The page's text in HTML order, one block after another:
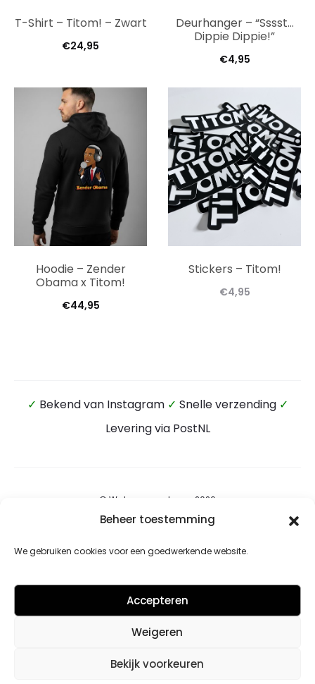
Beheer toestemming
We gebruiken cookies voor een goedwerkende website.
Accepteren
Weigeren
Bekijk voorkeuren
T-Shirt – Titom! – Zwart
€24,95
Deurhanger – “Sssst…
Dippie Dippie!”
€4,95
Hoodie – Zender
Obama x Titom!
€44,95
Stickers – Titom!
€4,95
✓ Bekend van Instagram ✓ Snelle verzending ✓
Levering via PostNL
© Wateensound.com 2026
Retourbeleid